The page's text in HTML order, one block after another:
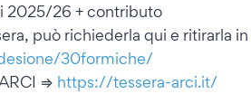
2025/26 + contributo
può richiederla qui e ritirarla
30formiche/
⇒ https://tessera-arci.it/